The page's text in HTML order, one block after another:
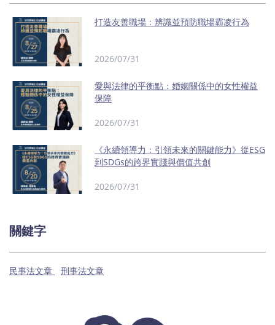
打造友善職場：辨識並預防職場霸凌行為
2026/07/31
愛與法律的平衡點：婚姻關係中的女性權益
保障
2026/07/31
《永續領導力：引領未來的關鍵能力》從ESG
到SDGs的跨界實踐與價值共創
2026/07/31
關鍵字
民事法文章 刑事法文章